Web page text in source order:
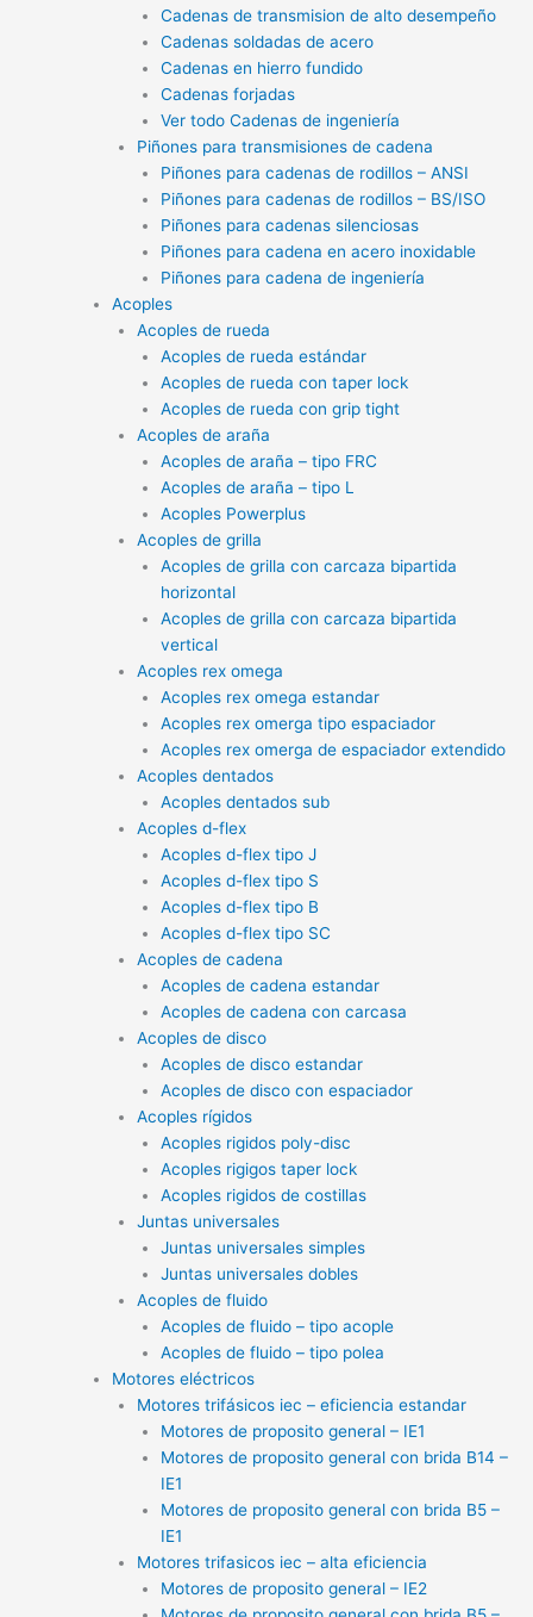
Cadenas de transmision de alto desempeño
Cadenas soldadas de acero
Cadenas en hierro fundido
Cadenas forjadas
Ver todo Cadenas de ingeniería
Piñones para transmisiones de cadena
Piñones para cadenas de rodillos – ANSI
Piñones para cadenas de rodillos – BS/ISO
Piñones para cadenas silenciosas
Piñones para cadena en acero inoxidable
Piñones para cadena de ingeniería
Acoples
Acoples de rueda
Acoples de rueda estándar
Acoples de rueda con taper lock
Acoples de rueda con grip tight
Acoples de araña
Acoples de araña – tipo FRC
Acoples de araña – tipo L
Acoples Powerplus
Acoples de grilla
Acoples de grilla con carcaza bipartida
horizontal
Acoples de grilla con carcaza bipartida
vertical
Acoples rex omega
Acoples rex omega estandar
Acoples rex omerga tipo espaciador
Acoples rex omerga de espaciador extendido
Acoples dentados
Acoples dentados sub
Acoples d-flex
Acoples d-flex tipo J
Acoples d-flex tipo S
Acoples d-flex tipo B
Acoples d-flex tipo SC
Acoples de cadena
Acoples de cadena estandar
Acoples de cadena con carcasa
Acoples de disco
Acoples de disco estandar
Acoples de disco con espaciador
Acoples rígidos
Acoples rigidos poly-disc
Acoples rigigos taper lock
Acoples rigidos de costillas
Juntas universales
Juntas universales simples
Juntas universales dobles
Acoples de fluido
Acoples de fluido – tipo acople
Acoples de fluido – tipo polea
Motores eléctricos
Motores trifásicos iec – eficiencia estandar
Motores de proposito general – IE1
Motores de proposito general con brida B14 –
IE1
Motores de proposito general con brida B5 –
IE1
Motores trifasicos iec – alta eficiencia
Motores de proposito general – IE2